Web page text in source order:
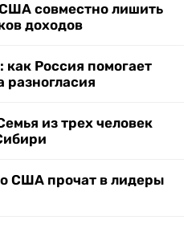
совместно лишить
доходов
Россия помогает
из трех человек
США прочат в лидеры